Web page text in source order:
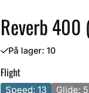
Reverb 400
På lager: 10
Flight
Speed: 13 Glide: 5